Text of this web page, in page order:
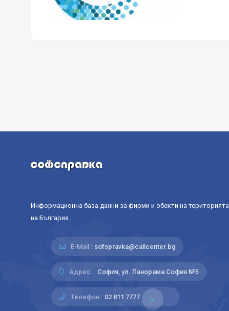
Информационна база данни за фирми и обекти на територията
на България.
E-Mail : sofspravka@callcenter.bg
Адрес : София, ул. Панорама София №5
Телефон : 02 811 7777